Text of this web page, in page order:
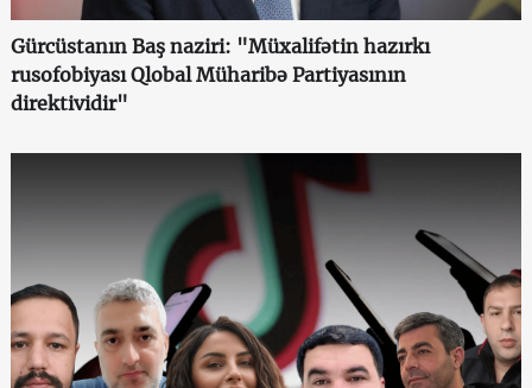
Gürcüstanın Baş naziri: "Müxalifətin hazırkı
rusofobiyası Qlobal Müharibə Partiyasının
direktividir"